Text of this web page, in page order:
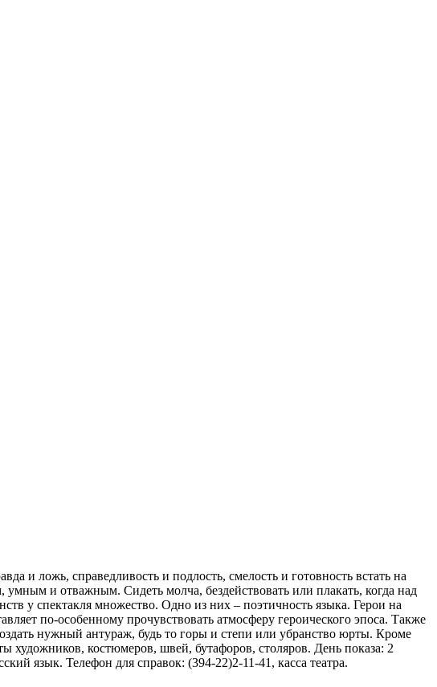
и ложь, справедливость и подлость, смелость и готовность встать на
и отважным. Сидеть молча, бездействовать или плакать, когда над
у спектакля множество. Одно из них – поэтичность языка. Герои на
по-особенному прочувствовать атмосферу героического эпоса. Также
нужный антураж, будь то горы и степи или убранство юрты. Кроме
художников, костюмеров, швей, бутафоров, столяров. День показа: 2
язык. Телефон для справок: (394-22)2-11-41, касса театра.